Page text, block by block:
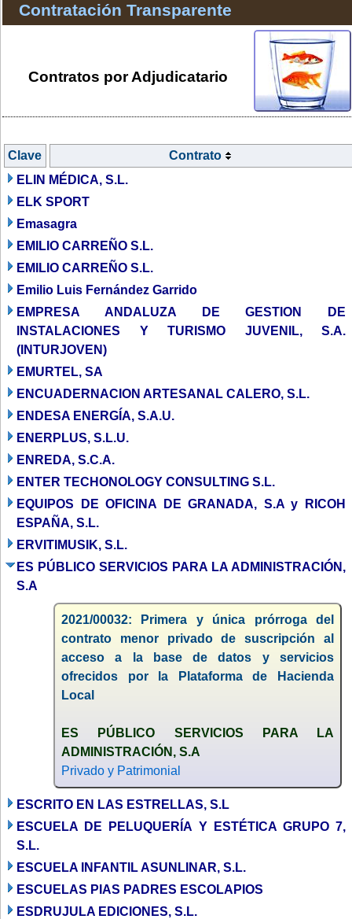
Contratación Transparente
Contratos por Adjudicatario
Clave
Contrato
ELIN MÉDICA, S.L.
ELK SPORT
Emasagra
EMILIO CARREÑO S.L.
EMILIO CARREÑO S.L.
Emilio Luis Fernández Garrido
EMPRESA ANDALUZA DE GESTION DE
INSTALACIONES Y TURISMO JUVENIL, S.A.
(INTURJOVEN)
EMURTEL, SA
ENCUADERNACION ARTESANAL CALERO, S.L.
ENDESA ENERGÍA, S.A.U.
ENERPLUS, S.L.U.
ENREDA, S.C.A.
ENTER TECHONOLOGY CONSULTING S.L.
EQUIPOS DE OFICINA DE GRANADA, S.A y RICOH
ESPAÑA, S.L.
ERVITIMUSIK, S.L.
ES PÚBLICO SERVICIOS PARA LA ADMINISTRACIÓN,
S.A
2021/00032: Primera y única prórroga del
contrato menor privado de suscripción al
acceso a la base de datos y servicios
ofrecidos por la Plataforma de Hacienda
Local
ES PÚBLICO SERVICIOS PARA LA
ADMINISTRACIÓN, S.A
Privado y Patrimonial
ESCRITO EN LAS ESTRELLAS, S.L
ESCUELA DE PELUQUERÍA Y ESTÉTICA GRUPO 7,
S.L.
ESCUELA INFANTIL ASUNLINAR, S.L.
ESCUELAS PIAS PADRES ESCOLAPIOS
ESDRUJULA EDICIONES, S.L.